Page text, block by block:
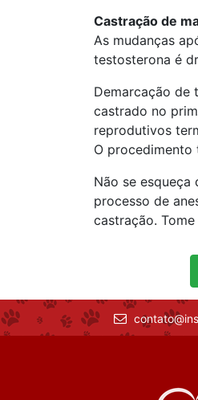
Castração de
As mudanças
testosterona é
Demarcação de
castrado no
reprodutivos
O procedimento
Não se esqueça
processo de
castração.